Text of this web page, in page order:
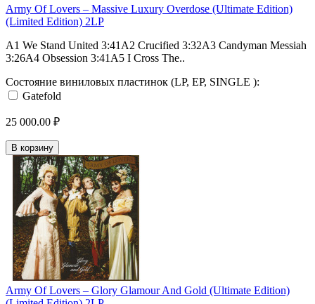
Army Of Lovers – Massive Luxury Overdose (Ultimate Edition)
(Limited Edition) 2LP
A1 We Stand United 3:41A2 Crucified 3:32A3 Candyman Messiah
3:26A4 Obsession 3:41A5 I Cross The..
Состояние виниловых пластинок (LP, EP, SINGLE ):
Gatefold
25 000.00 ₽
В корзину
Army Of Lovers – Glory Glamour And Gold (Ultimate Edition)